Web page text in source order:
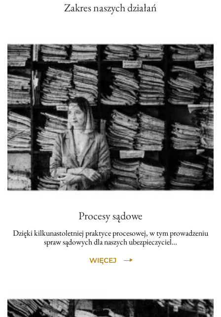
Zakres naszych działań
Procesy sądowe
Dzięki kilkunastoletniej praktyce procesowej, w tym prowadzeniu
spraw sądowych dla naszych ubezpieczyciel…
WIĘCEJ